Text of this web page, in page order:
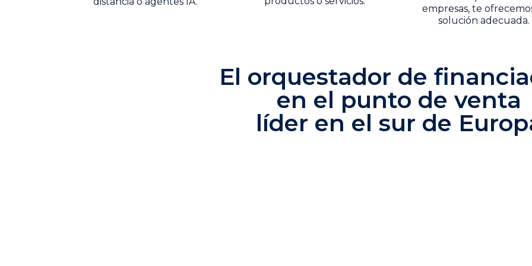
empresas, te
solución adecuada.
El orquestador de
en el punto de venta
líder en el sur de